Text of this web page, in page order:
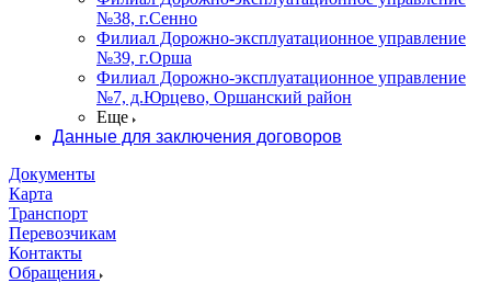
№38, г.Сенно
Филиал Дорожно-эксплуатационное управление
№39, г.Орша
Филиал Дорожно-эксплуатационное управление
№7, д.Юрцево, Оршанский район
Еще
Данные для заключения договоров
Документы
Карта
Транспорт
Перевозчикам
Контакты
Обращения